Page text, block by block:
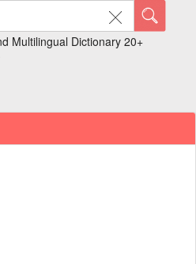
Multilingual Dictionary 20+